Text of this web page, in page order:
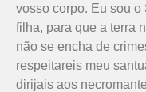
vosso corpo. Eu sou o
filha, para que a terra
não se encha de
respeitareis meu
dirijais aos